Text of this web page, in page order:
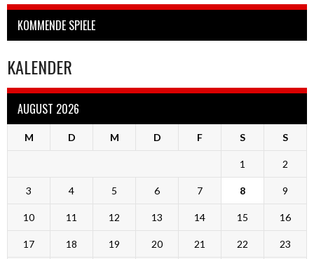
KOMMENDE SPIELE
KALENDER
AUGUST 2026
M D M D F S S
1 2
3 4 5 6 7 8 9
10 11 12 13 14 15 16
17 18 19 20 21 22 23